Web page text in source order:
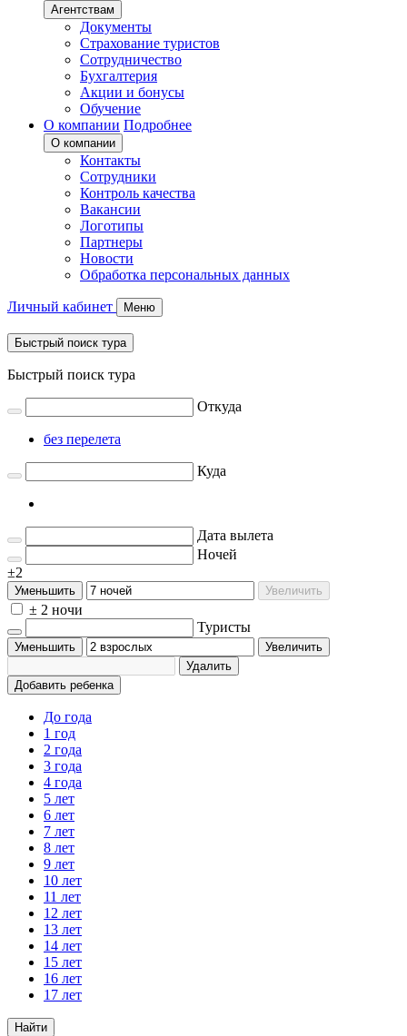
Агентствам
Документы
Страхование туристов
Сотрудничество
Бухгалтерия
Акции и бонусы
Обучение
О компании Подробнее
О компании
Контакты
Сотрудники
Контроль качества
Вакансии
Логотипы
Партнеры
Новости
Обработка персональных данных
Личный кабинет Меню
Быстрый поиск тура
Быстрый поиск тура
Откуда
без перелета
Куда
Дата вылета
Ночей
±2
Уменьшить Увеличить
± 2 ночи
Туристы
Уменьшить
Увеличить
Удалить
Добавить ребенка
До года
1 год
2 года
3 года
4 года
5 лет
6 лет
7 лет
8 лет
9 лет
10 лет
11 лет
12 лет
13 лет
14 лет
15 лет
16 лет
17 лет
Найти